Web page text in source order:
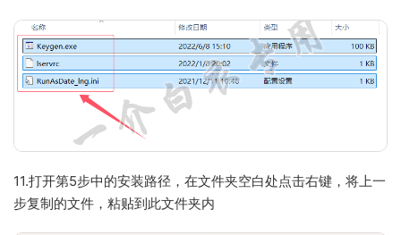
11.打开第5步中的安装路径，在文件夹空白处点击右键，将上一
步复制的文件，粘贴到此文件夹内